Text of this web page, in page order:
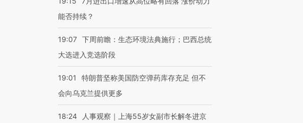
能否持续？
19:07 下周前瞻：生态环境法典施行；巴西总统
大选进入竞选阶段
19:01
特朗普坚称美国防空弹药库存充足 但不
会向乌克兰提供更多
18:24
人事观察｜上海55岁女副市长解冬进京